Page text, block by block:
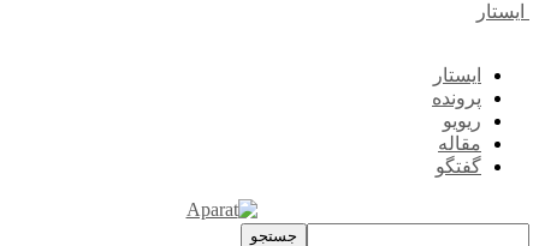
ایستار
ایستار
پرونده
ریویو
مقاله
گفتگو